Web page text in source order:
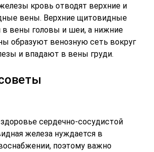
кровь отводят верхние и
вены. Верхние щитовидные
вены головы и шеи, а нижние
образуют венозную сеть вокруг
и впадают в вены груди.
сердечно-сосудистой
железа нуждается в
поэтому важно